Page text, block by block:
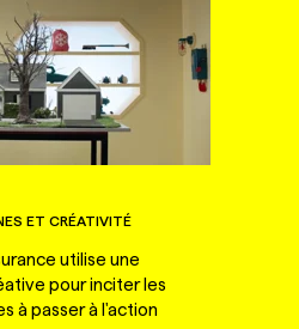
ET CRÉATIVITÉ
utilise une
pour inciter les
à passer à l'action